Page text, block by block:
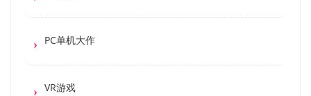
PC单机大作
VR游戏